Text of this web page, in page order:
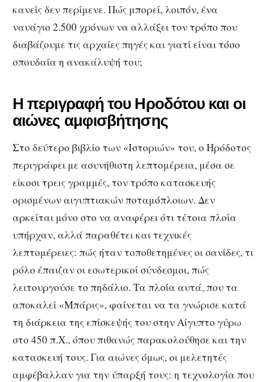
κανείς δεν περίμενε. Πώς μπορεί, λοιπόν, ένα
ναυάγιο 2.500 χρόνων να αλλάξει τον τρόπο που
διαβάζουμε τις αρχαίες πηγές και γιατί είναι τόσο
σπουδαία η ανακάλυψή του;
Η περιγραφή του Ηροδότου και οι
αιώνες αμφισβήτησης
Στο δεύτερο βιβλίο των «Ιστοριών» του, ο Ηρόδοτος
περιγράφει με ασυνήθιστη λεπτομέρεια, μέσα σε
είκοσι τρεις γραμμές, τον τρόπο κατασκευής
ορισμένων αιγυπτιακών ποταμόπλοιων. Δεν
αρκείται μόνο στο να αναφέρει ότι τέτοια πλοία
υπήρχαν, αλλά παραθέτει και τεχνικές
λεπτομέρειες: πώς ήταν τοποθετημένες οι σανίδες, τι
ρόλο έπαιζαν οι εσωτερικοί σύνδεσμοι, πώς
λειτουργούσε το πηδάλιο. Τα πλοία αυτά, που τα
αποκαλεί «Μπάρις», φαίνεται να τα γνώρισε κατά
τη διάρκεια της επίσκεψής του στην Αίγυπτο γύρω
στο 450 π.Χ., όπου πιθανώς παρακολούθησε και την
κατασκευή τους. Για αιώνες όμως, οι μελετητές
αμφέβαλλαν για την ύπαρξή τους: η τεχνολογία που